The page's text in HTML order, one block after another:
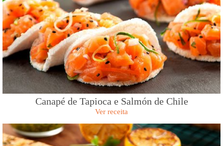
Canapé de Tapioca e Salmón de Chile
Ver receita